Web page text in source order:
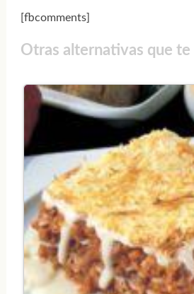
[fbcomments]
Otras alternativas que te